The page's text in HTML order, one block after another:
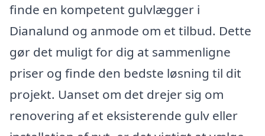
finde en kompetent gulvlægger i
Dianalund og anmode om et tilbud. Dette
gør det muligt for dig at sammenligne
priser og finde den bedste løsning til dit
projekt. Uanset om det drejer sig om
renovering af et eksisterende gulv eller